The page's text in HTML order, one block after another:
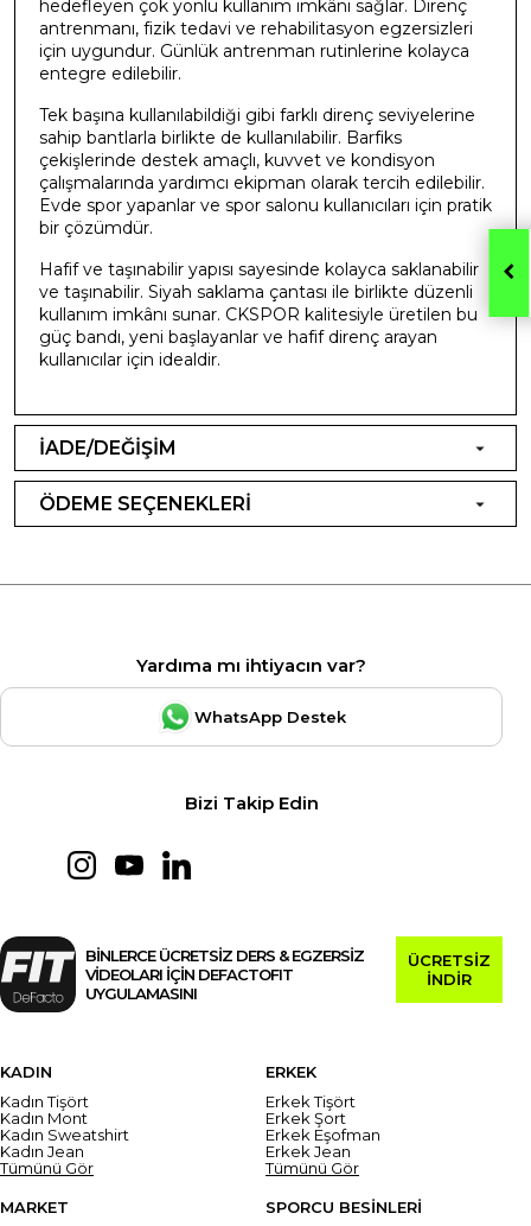
hedefleyen çok yönlü kullanım imkânı sağlar. Direnç
antrenmanı, fizik tedavi ve rehabilitasyon egzersizleri
için uygundur. Günlük antrenman rutinlerine kolayca
entegre edilebilir.
Tek başına kullanılabildiği gibi farklı direnç seviyelerine
sahip bantlarla birlikte de kullanılabilir. Barfiks
çekişlerinde destek amaçlı, kuvvet ve kondisyon
çalışmalarında yardımcı ekipman olarak tercih edilebilir.
Evde spor yapanlar ve spor salonu kullanıcıları için pratik
bir çözümdür.
Hafif ve taşınabilir yapısı sayesinde kolayca saklanabilir
ve taşınabilir. Siyah saklama çantası ile birlikte düzenli
kullanım imkânı sunar. CKSPOR kalitesiyle üretilen bu
güç bandı, yeni başlayanlar ve hafif direnç arayan
kullanıcılar için idealdir.
İADE/DEĞİŞİM
ÖDEME SEÇENEKLERİ
Yardıma mı ihtiyacın var?
WhatsApp Destek
Bizi Takip Edin
BİNLERCE ÜCRETSİZ DERS & EGZERSİZ
VİDEOLARI İÇİN DEFACTOFIT
UYGULAMASINI
ÜCRETSİZ
İNDİR
KADIN
Kadın Tişört
Kadın Mont
Kadın Sweatshirt
Kadın Jean
Tümünü Gör
ERKEK
Erkek Tişört
Erkek Şort
Erkek Eşofman
Erkek Jean
Tümünü Gör
MARKET
SPORCU BESİNLERİ